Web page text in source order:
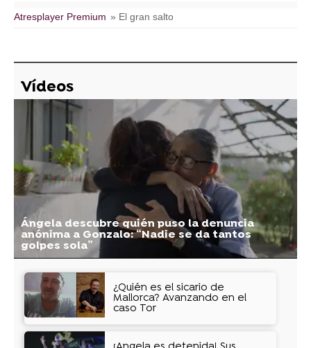
Atresplayer Premium » El gran salto
Vídeos
Ángela descubre quién puso la denuncia
anónima a Gonzalo: “Nadie se da tantos
golpes sola”
¿Quién es el sicario de
Mallorca? Avanzando en el
caso Tor